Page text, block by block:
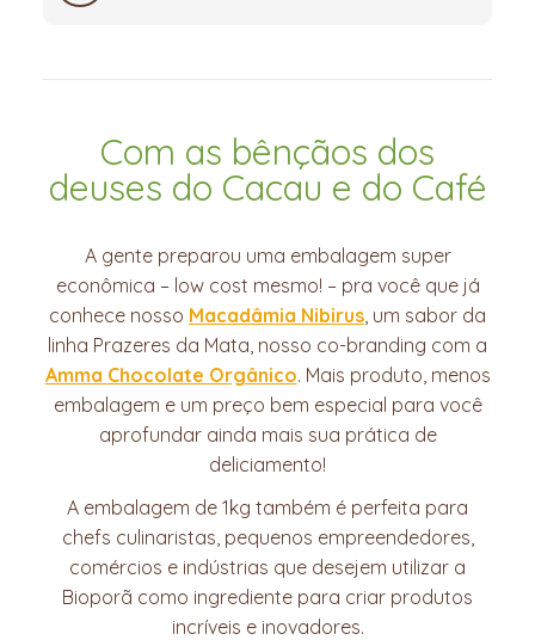
Com as bênçãos dos
deuses do Cacau e do Café
A gente preparou uma embalagem super
econômica – low cost mesmo! – pra você que já
conhece nosso Macadâmia Nibirus , um sabor da
linha Prazeres da Mata, nosso co-branding com a
Amma Chocolate Orgânico. Mais produto, menos
embalagem e um preço bem especial para você
aprofundar ainda mais sua prática de
deliciamento!
A embalagem de 1kg também é perfeita para
chefs culinaristas, pequenos empreendedores,
comércios e indústrias que desejem utilizar a
Bioporã como ingrediente para criar produtos
incríveis e inovadores.